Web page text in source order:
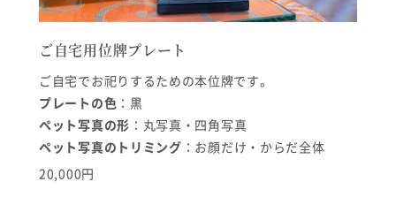
ご自宅用位牌プレート
ご自宅でお祀りするための本位牌です。
プレートの色 ：黒
ペット写真の形 ：丸写真・四角写真
ペット写真のトリミング ：お顔だけ・からだ全体
20,000円